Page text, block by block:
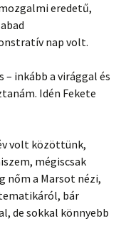
eredetű,
nap volt.
– inkább a virággal és
Idén Fekete
volt közöttünk,
mégiscsak
nőm a Marsot nézi,
bár
de sokkal könnyebb